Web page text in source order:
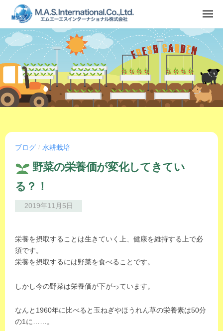
ン
ス
キ
メ
ュ
ー
ブログ / 水耕栽培
野菜の栄養価が変化してきてい
る？！
2019年11月5日
a
-
n
l
栄養を摂取することは生きていく上、健康を維持する上で必
須です。
栄養を摂取するには野菜を食べることです。
しかし今の野菜は栄養価が下がっています。
なんと1960年に比べると玉ねぎやほうれん草の栄養素は50分
の1に……。